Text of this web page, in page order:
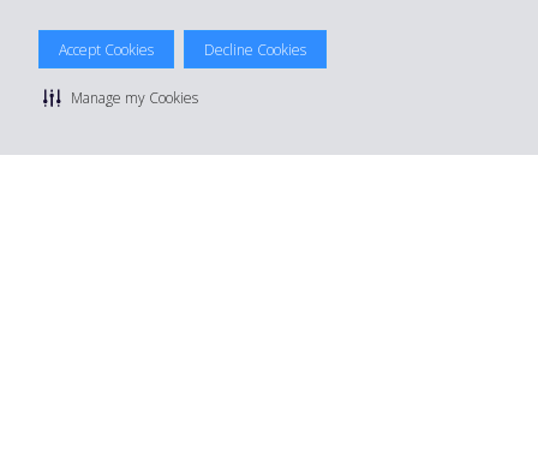
Accept Cookies Decline Cookies
Manage my Cookies
© 2026 The Hertz System, Inc.
Privacybeleid | Gebruiksvoorwaarden |
Sitemap